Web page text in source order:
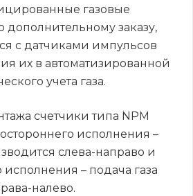
газовые
дополнительному заказу,
с датчиками импульсов
их в автоматизированной
учета газа.
счетчики типа NPM
исполнения –
слева-направо и
исполнения – подача газа
налево.